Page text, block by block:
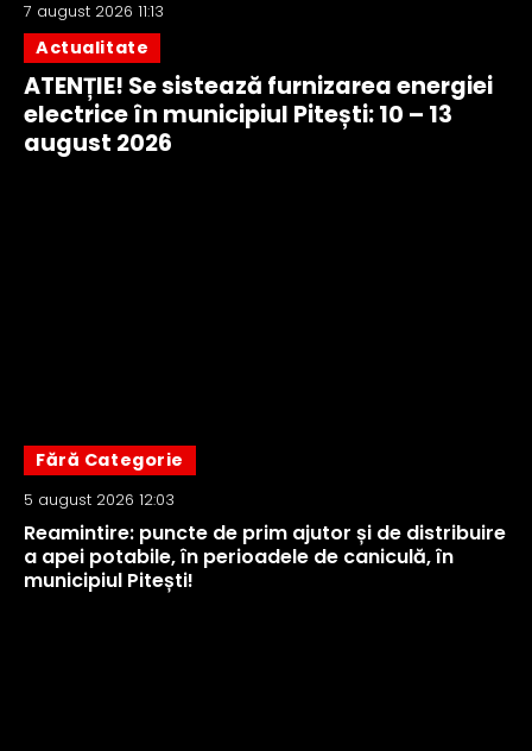
7 august 2026 11:13
Actualitate
ATENȚIE! Se sistează furnizarea energiei
electrice în municipiul Pitești: 10 – 13
august 2026
Fără Categorie
5 august 2026 12:03
Reamintire: puncte de prim ajutor și de distribuire
a apei potabile, în perioadele de caniculă, în
municipiul Pitești!